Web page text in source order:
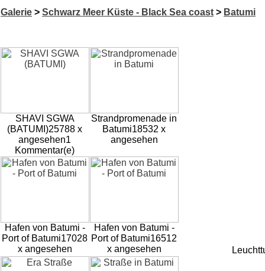
Galerie > Schwarz Meer Küste - Black Sea coast > Batumi
SHAVI SGWA
(BATUMI)25788 x
angesehen1
Kommentar(e)
Strandpromenade in
Batumi18532 x
angesehen
Hafen von Batumi -
Port of Batumi17028
x angesehen
Hafen von Batumi -
Port of Batumi16512
x angesehen